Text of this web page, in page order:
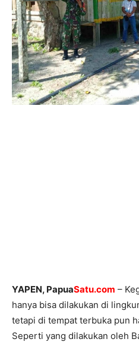
YAPEN, PapuaSatu.com –
hanya bisa dilakukan di
tetapi di tempat terbuka pun
Seperti yang dilakukan oleh